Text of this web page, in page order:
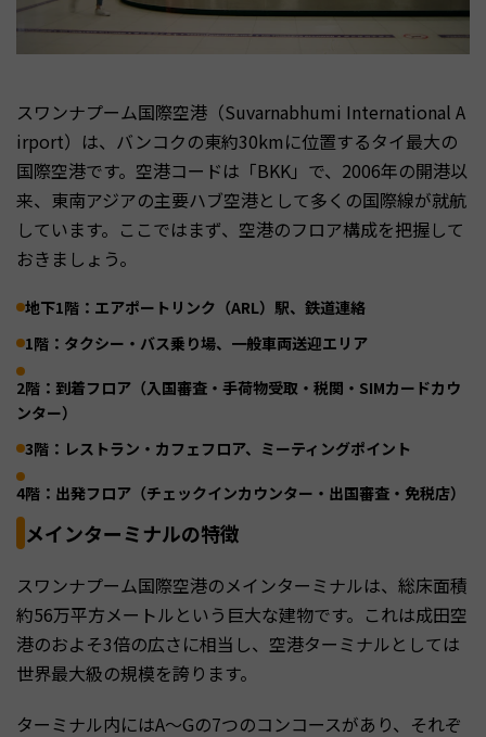
スワンナプーム国際空港（Suvarnabhumi International A
irport）は、バンコクの東約30kmに位置するタイ最大の
国際空港です。空港コードは「BKK」で、2006年の開港以
来、東南アジアの主要ハブ空港として多くの国際線が就航
しています。ここではまず、空港のフロア構成を把握して
おきましょう。
地下1階：エアポートリンク（ARL）駅、鉄道連絡
1階：タクシー・バス乗り場、一般車両送迎エリア
2階：到着フロア（入国審査・手荷物受取・税関・SIMカードカウ
ンター）
3階：レストラン・カフェフロア、ミーティングポイント
4階：出発フロア（チェックインカウンター・出国審査・免税店）
メインターミナルの特徴
スワンナプーム国際空港のメインターミナルは、総床面積
約56万平方メートルという巨大な建物です。これは成田空
港のおよそ3倍の広さに相当し、空港ターミナルとしては
世界最大級の規模を誇ります。
ターミナル内にはA～Gの7つのコンコースがあり、それぞ